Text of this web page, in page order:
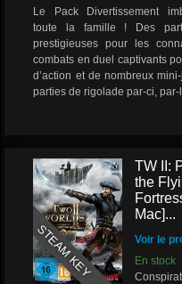
Le Pack Divertissement
toute la famille ! Des
prestigieuses pour les
combats en duel captivants
d’action et de nombreux
parties de rigolade par-ci, par-
STEAM KEY
TW II:
the
Mac]...
Voir le
En stock